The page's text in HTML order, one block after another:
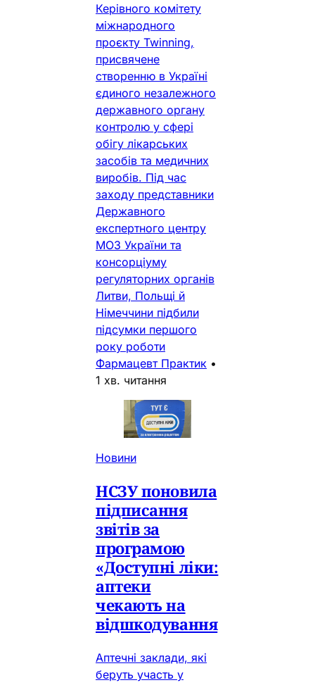
Керівного комітету
міжнародного
проєкту Twinning,
присвячене
створенню в Україні
єдиного незалежного
державного органу
контролю у сфері
обігу лікарських
засобів та медичних
виробів. Під час
заходу представники
Державного
експертного центру
МОЗ України та
консорціуму
регуляторних органів
Литви, Польщі й
Німеччини підбили
підсумки першого
року роботи
Фармацевт Практик •
1 хв. читання
Новини
НСЗУ поновила
підписання
звітів за
програмою
«Доступні ліки:
аптеки
чекають на
відшкодування
Аптечні заклади, які
беруть участь у